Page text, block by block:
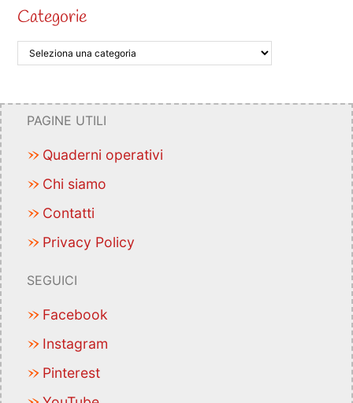
Categorie
PAGINE UTILI
Quaderni operativi
Chi siamo
Contatti
Privacy Policy
SEGUICI
Facebook
Instagram
Pinterest